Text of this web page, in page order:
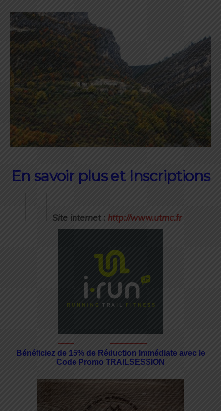
En savoir plus et Inscriptions
Site internet : http://www.utmc.fr
Bénéficiez de 15% de Réduction Immédiate avec le
Code Promo TRAILSESSION